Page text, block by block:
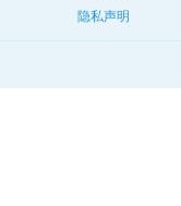
隐私声明